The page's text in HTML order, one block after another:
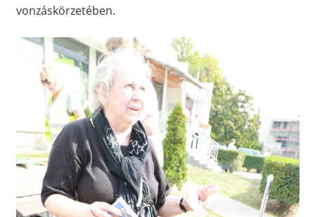
vonzáskörzetében.